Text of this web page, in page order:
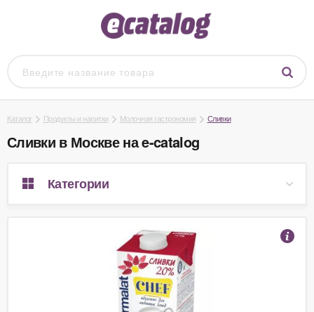
Каталог Продукты и напитки Молочная гастрономия Сливки
Сливки в Москве на e-catalog
Категории